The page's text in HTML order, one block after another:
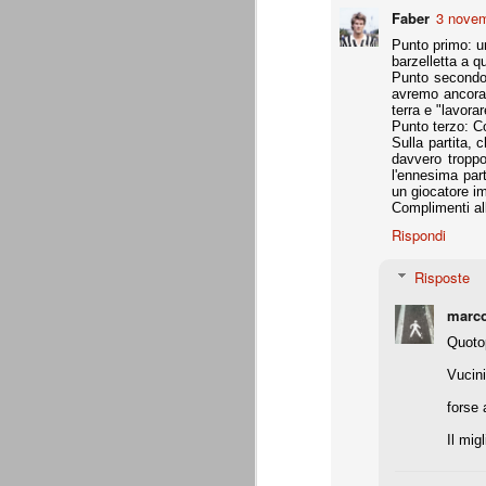
Faber 3
Punto primo:
barzelletta a
Punto
avremo
terra e
Punto terzo:
Sulla partita,
davvero
l'ennesima
un giocatore
Complimenti
Rispondi
Risposte
forse
Il
Daniele Rugani
A fine mese (29 luglio) compirà
Daniele Rugani. Difensore
per la chiusura pulita, bravo nel
È tempo di cessioni
Marotta è stato chiaro:
rimpiazzare immediatamente le
che aveva dato molto in questi 4 anni.
Sassuolo per Berardi e il riscatto di
Giovedì 25 giugno 2015 si è
(comproprietà). Martedì 30
l'apertura delle buste chiuse, in
La Juventus ha comunque già risolto
Ad oggi, Zaza è ancora un
Gabbiadini (al Napoli), finora ci hanno